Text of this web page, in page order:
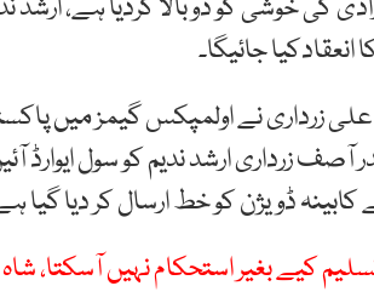
کی خوشی کو دو بالا کردیا ہے، ارشد
جائیگا۔
نے اولمپکس گیمز میں پاکستان
کابینہ ڈویژن کو خط ارسال کر دیا گیا
کیے بغیر استحکام نہیں آسکتا،